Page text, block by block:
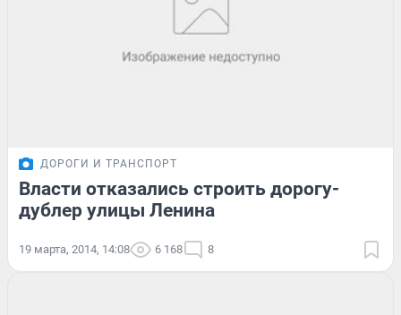
ДОРОГИ И ТРАНСПОРТ
Власти отказались строить дорогу-
дублер улицы Ленина
19 марта, 2014, 14:08 6 168 8